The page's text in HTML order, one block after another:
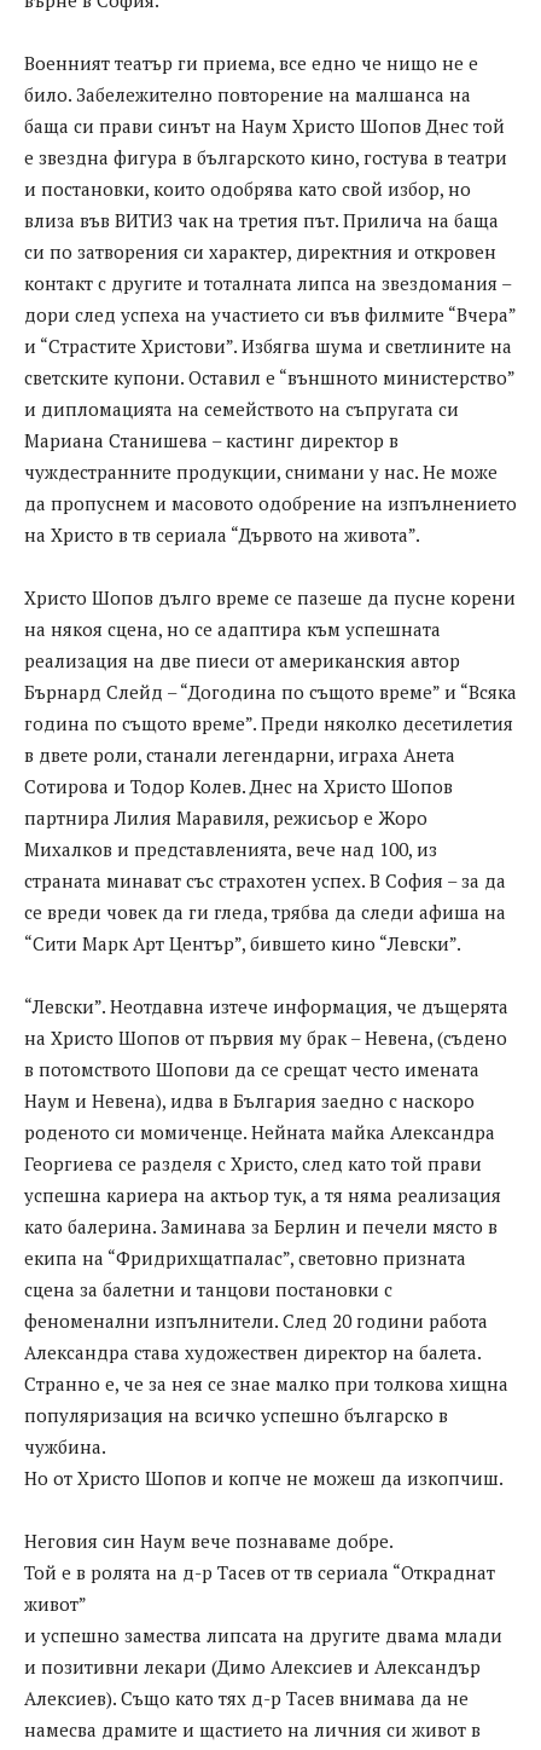
Военният театър ги приема, все едно че нищо не е
било. Забележително повторение на малшанса на
баща си прави синът на Наум Христо Шопов Днес той
е звездна фигура в българското кино, гостува в театри
и постановки, които одобрява като свой избор, но
влиза във ВИТИЗ чак на третия път. Прилича на баща
си по затворения си характер, директния и откровен
контакт с другите и тоталната липса на звездомания –
дори след успеха на участието си във филмите “Вчера”
и “Страстите Христови”. Избягва шума и светлините на
светските купони. Оставил е “външното министерство”
и дипломацията на семейството на съпругата си
Мариана Станишева – кастинг директор в
чуждестранните продукции, снимани у нас. Не може
да пропуснем и масовото одобрение на изпълнението
на Христо в тв сериала “Дървото на живота”.
Христо Шопов дълго време се пазеше да пусне корени
на някоя сцена, но се адаптира към успешната
реализация на две пиеси от американския автор
Бърнард Слейд – “Догодина по същото време” и “Всяка
година по същото време”. Преди няколко десетилетия
в двете роли, станали легендарни, играха Анета
Сотирова и Тодор Колев. Днес на Христо Шопов
партнира Лилия Маравиля, режисьор е Жоро
Михалков и представленията, вече над 100, из
страната минават със страхотен успех. В София – за да
се вреди човек да ги гледа, трябва да следи афиша на
“Сити Марк Арт Център”, бившето кино “Левски”.
“Левски”. Неотдавна изтече информация, че дъщерята
на Христо Шопов от първия му брак – Невена, (съдено
в потомството Шопови да се срещат често имената
Наум и Невена), идва в България заедно с наскоро
роденото си момиченце. Нейната майка Александра
Георгиева се разделя с Христо, след като той прави
успешна кариера на актьор тук, а тя няма реализация
като балерина. Заминава за Берлин и печели място в
екипа на “Фридрихщатпалас”, световно призната
сцена за балетни и танцови постановки с
феноменални изпълнители. След 20 години работа
Александра става художествен директор на балета.
Странно е, че за нея се знае малко при толкова хищна
популяризация на всичко успешно българско в
чужбина.
Но от Христо Шопов и копче не можеш да изкопчиш.
Неговия син Наум вече познаваме добре.
Той е в ролята на д-р Тасев от тв сериала “Откраднат
живот”
и успешно замества липсата на другите двама млади
и позитивни лекари (Димо Алексиев и Александър
Алексиев). Също като тях д-р Тасев внимава да не
намесва драмите и щастието на личния си живот в